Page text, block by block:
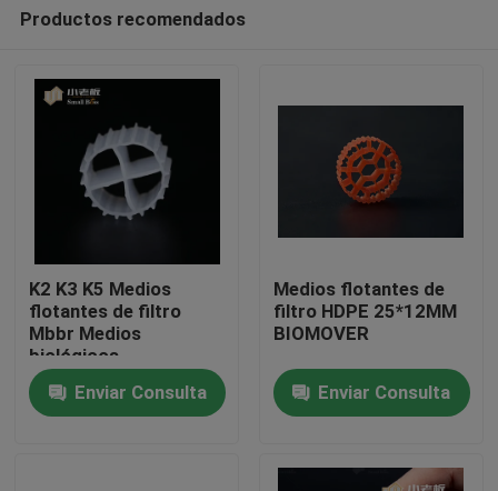
Hogar
Productos
Productos recomendados
K2 K3 K5 Medios
flotantes de filtro
Mbbr Medios
biológicos
Enviar Consulta
Medios flotantes de
filtro HDPE 25*12MM
BIOMOVER
Enviar Consulta